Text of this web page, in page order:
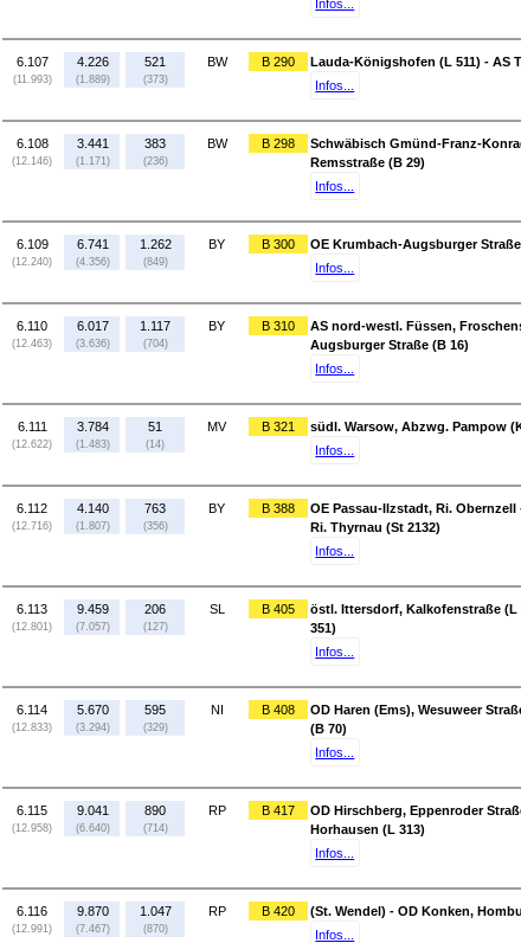
Infos...
6.107
(11.993)
4.226
(1.889)
521
(373)
BW B 290
Lauda-Königshofen (L 511) - AS
Infos...
6.108
(12.146)
3.441
(1.171)
383
(236)
BW B 298
Schwäbisch Gmünd-Franz-
Remsstraße (B 29)
Infos...
6.109
(12.240)
6.741
(4.356)
1.262
(849)
BY B 300
OE Krumbach-Augsburger
Infos...
6.110
(12.463)
6.017
(3.636)
1.117
(704)
BY B 310
AS nord-westl. Füssen,
Augsburger Straße (B 16)
Infos...
6.111
(12.622)
3.784
(1.483)
51
(14)
MV B 321
südl. Warsow, Abzwg. Pampow
Infos...
6.112
(12.716)
4.140
(1.807)
763
(356)
BY B 388
OE Passau-Ilzstadt, Ri.
Ri. Thyrnau (St 2132)
Infos...
6.113
(12.801)
9.459
(7.057)
206
(127)
SL B 405
östl. Ittersdorf, Kalkofenstraße (L
351)
Infos...
6.114
(12.833)
5.670
(3.294)
595
(329)
NI B 408
OD Haren (Ems), Wesuweer
(B 70)
Infos...
6.115
(12.958)
9.041
(6.640)
890
(714)
RP B 417
OD Hirschberg, Eppenroder
Horhausen (L 313)
Infos...
6.116
(12.991)
9.870
(7.467)
1.047
(870)
RP B 420
(St. Wendel) - OD Konken,
Infos...